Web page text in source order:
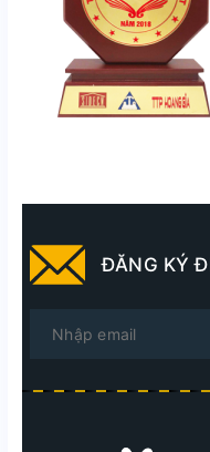
ĐĂNG KÝ